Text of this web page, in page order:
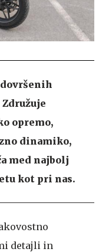
dovršenih
opremo,
dinamiko,
med najbolj
kot pri nas.
detajli in